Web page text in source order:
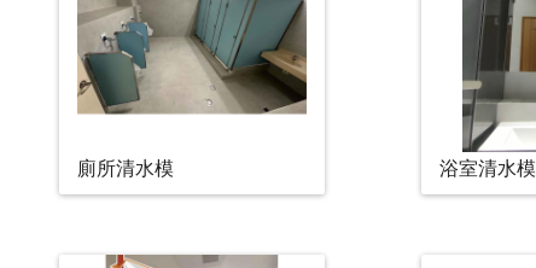
廁所清水模 浴室清水模